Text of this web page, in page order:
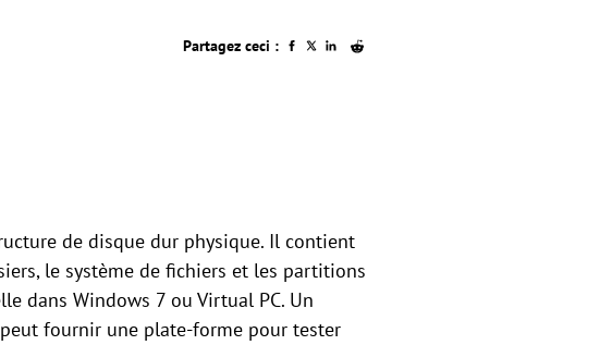
Partagez ceci :
de disque dur physique. Il contient
le système de fichiers et les partitions
dans Windows 7 ou Virtual PC. Un
fournir une plate-forme pour tester